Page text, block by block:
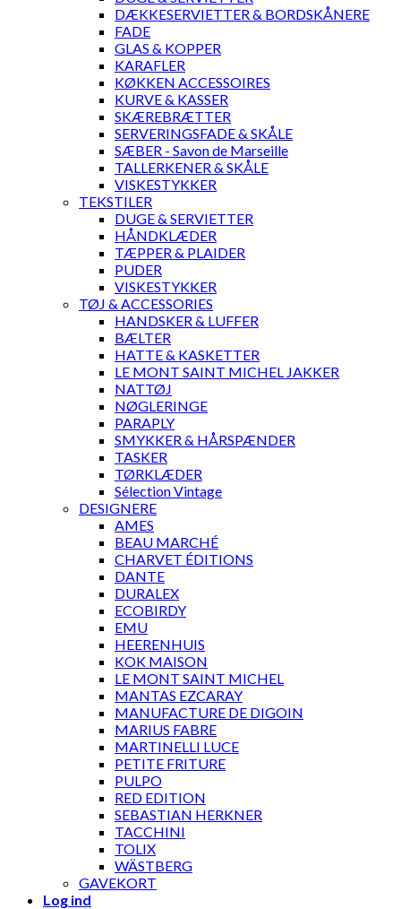
DÆKKESERVIETTER & BORDSKÅNERE
FADE
GLAS & KOPPER
KARAFLER
KØKKEN ACCESSOIRES
KURVE & KASSER
SKÆREBRÆTTER
SERVERINGSFADE & SKÅLE
SÆBER - Savon de Marseille
TALLERKENER & SKÅLE
VISKESTYKKER
TEKSTILER
DUGE & SERVIETTER
HÅNDKLÆDER
TÆPPER & PLAIDER
PUDER
VISKESTYKKER
TØJ & ACCESSORIES
HANDSKER & LUFFER
BÆLTER
HATTE & KASKETTER
LE MONT SAINT MICHEL JAKKER
NATTØJ
NØGLERINGE
PARAPLY
SMYKKER & HÅRSPÆNDER
TASKER
TØRKLÆDER
Sélection Vintage
DESIGNERE
AMES
BEAU MARCHÉ
CHARVET ÉDITIONS
DANTE
DURALEX
ECOBIRDY
EMU
HEERENHUIS
KOK MAISON
LE MONT SAINT MICHEL
MANTAS EZCARAY
MANUFACTURE DE DIGOIN
MARIUS FABRE
MARTINELLI LUCE
PETITE FRITURE
PULPO
RED EDITION
SEBASTIAN HERKNER
TACCHINI
TOLIX
WÄSTBERG
GAVEKORT
Log ind